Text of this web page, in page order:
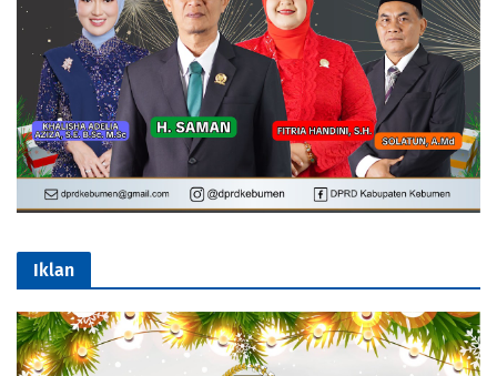
Iklan